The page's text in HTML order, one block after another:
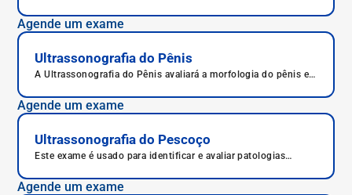
Agende um exame
Ultrassonografia do Pênis
A Ultrassonografia do Pênis avaliará a morfologia do pênis e
Agende um exame
Ultrassonografia do Pescoço
Este exame é usado para identificar e avaliar patologias
Agende um exame